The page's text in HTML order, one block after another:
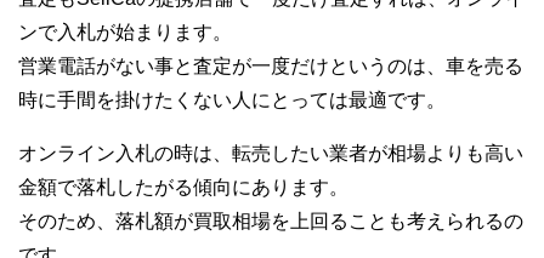
ンで入札が始まります。
営業電話がない事と査定が一度だけというのは、車を売る
時に手間を掛けたくない人にとっては最適です。
オンライン入札の時は、転売したい業者が相場よりも高い
金額で落札したがる傾向にあります。
そのため、落札額が買取相場を上回ることも考えられるの